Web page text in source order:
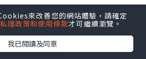
價飛天
來改善您的網站體驗，請確定
私隱政策和使用條款才可繼續瀏覽。
我已閱讀及同意